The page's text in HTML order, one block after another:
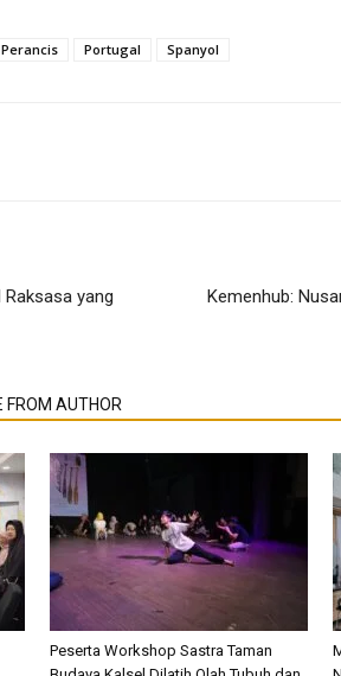
Perancis Portugal Spanyol
yang
Kemenhub:
FROM AUTHOR
Peserta Workshop Sastra Taman